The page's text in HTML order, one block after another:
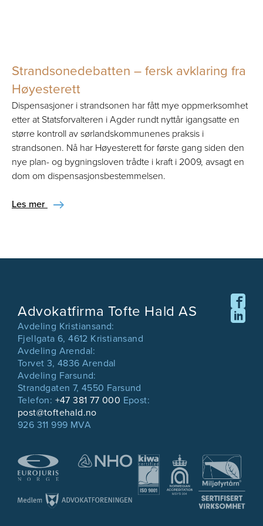
Strandsonedebatten – fersk avklaring fra
Høyesterett
Dispensasjoner i strandsonen har fått mye oppmerksomhet
etter at Statsforvalteren i Agder rundt nyttår igangsatte en
større kontroll av sørlandskommunenes praksis i
strandsonen. Nå har Høyesterett for første gang siden den
nye plan- og bygningsloven trådte i kraft i 2009, avsagt en
dom om dispensasjonsbestemmelsen.
Les mer
Advokatfirma Tofte Hald AS
Avdeling Kristiansand:
Fjellgata 6, 4612 Kristiansand
Avdeling Arendal:
Torvet 3, 4836 Arendal
Avdeling Farsund:
Strandgaten 7, 4550 Farsund
Telefon: +47 381 77 000 Epost:
post@toftehald.no
926 311 999 MVA